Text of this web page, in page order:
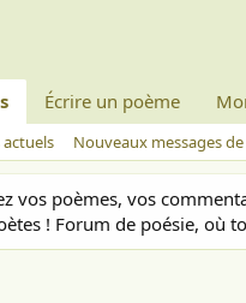
Écrire un poème
Nouveaux messages
vos poèmes, vos
! Forum de poésie, où